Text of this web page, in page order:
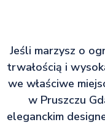
Jeśli marzysz o
trwałością i
we właściwe
w Pruszczu
eleganckim